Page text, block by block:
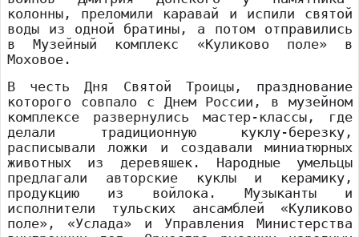
колонны, преломили каравай и испили святой
воды из одной братины, а потом отправились
в Музейный комплекс «Куликово поле» в
Моховое.
В честь Дня Святой Троицы, празднование
которого совпало с Днем России, в музейном
комплексе развернулись мастер-классы, где
делали традиционную куклу-березку,
расписывали ложки и создавали миниатюрных
животных из деревяшек. Народные умельцы
предлагали авторские куклы и керамику,
продукцию из войлока. Музыканты и
исполнители тульских ансамблей «Куликово
поле», «Услада» и Управления Министерства